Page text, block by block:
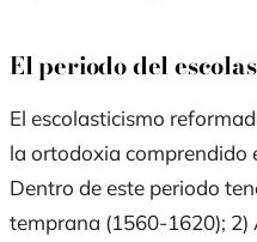
El periodo del
El escolasticismo
la ortodoxia comprendido
Dentro de este periodo
temprana (1560-1620);